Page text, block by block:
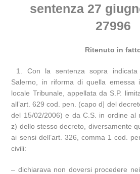
sentenza 27
27996
Ritenuto in
1. Con la sentenza sopra indicata
Salerno, in riforma di quella emessa
locale Tribunale, appellata da S.P.
all’art. 629 cod. pen. (capo d] del
del 15/02/2006) e da C.S. in ordine al
z) dello stesso decreto, diversamente
ai sensi dell’art. 326, comma 1 cod.
civili:
– dichiarava non doversi procedere